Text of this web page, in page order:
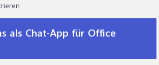
als Chat-App für Office